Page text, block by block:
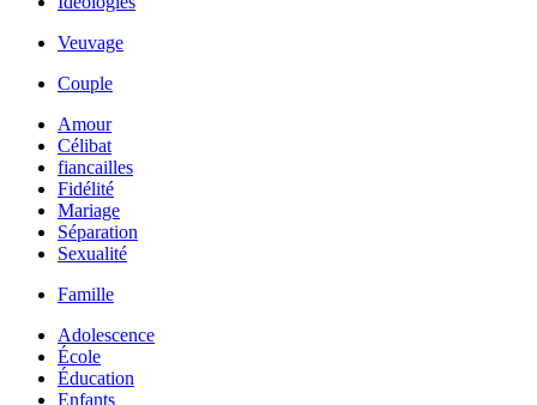
Veuvage
Couple
Amour
Célibat
fiancailles
Fidélité
Mariage
Séparation
Sexualité
Famille
Adolescence
École
Éducation
Enfants